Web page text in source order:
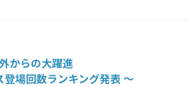
からの大躍進
場回数ランキング発表 ～